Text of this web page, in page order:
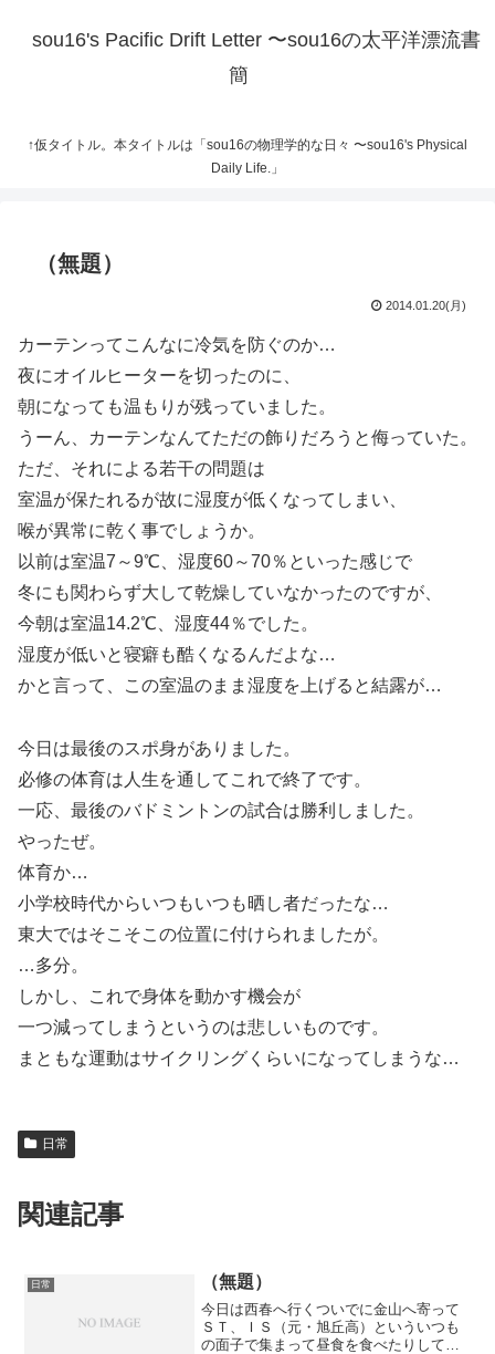
sou16's Pacific Drift Letter 〜sou16の太平洋漂流書
簡
↑仮タイトル。本タイトルは「sou16の物理学的な日々 〜sou16's Physical
Daily Life.」
（無題）
2014.01.20(月)
カーテンってこんなに冷気を防ぐのか…
夜にオイルヒーターを切ったのに、
朝になっても温もりが残っていました。
うーん、カーテンなんてただの飾りだろうと侮っていた。
ただ、それによる若干の問題は
室温が保たれるが故に湿度が低くなってしまい、
喉が異常に乾く事でしょうか。
以前は室温7～9℃、湿度60～70％といった感じで
冬にも関わらず大して乾燥していなかったのですが、
今朝は室温14.2℃、湿度44％でした。
湿度が低いと寝癖も酷くなるんだよな…
かと言って、この室温のまま湿度を上げると結露が…
今日は最後のスポ身がありました。
必修の体育は人生を通してこれで終了です。
一応、最後のバドミントンの試合は勝利しました。
やったぜ。
体育か…
小学校時代からいつもいつも晒し者だったな…
東大ではそこそこの位置に付けられましたが。
…多分。
しかし、これで身体を動かす機会が
一つ減ってしまうというのは悲しいものです。
まともな運動はサイクリングくらいになってしまうな…
日常
関連記事
日常 （無題）
今日は西春へ行くついでに金山へ寄って
ＳＴ、ＩＳ（元・旭丘高）といういつも
の面子で集まって昼食を食べたりしてい